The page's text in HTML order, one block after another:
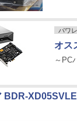
パワ
オス
～PC
BDR-